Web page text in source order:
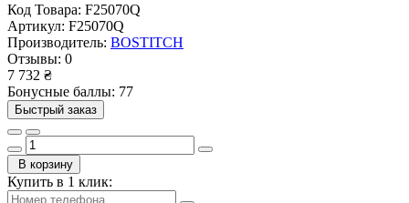
Код Товара: F25070Q
Артикул: F25070Q
Производитель: BOSTITCH
Отзывы: 0
7 732 ₴
Бонусные баллы: 77
Быстрый заказ
В корзину
Купить в 1 клик: